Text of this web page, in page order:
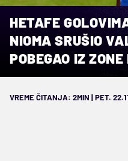
HETAFE
NIOMA SRUŠIO
POBEGAO IZ
VREME ČITANJA: 2MIN | PET.